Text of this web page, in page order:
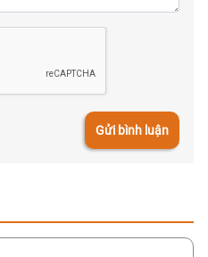
Gửi bình luận